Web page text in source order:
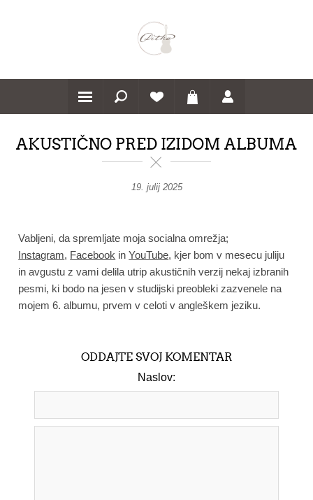
AKUSTIČNO PRED IZIDOM ALBUMA
19. julij 2025
Vabljeni, da spremljate moja socialna omrežja;
Instagram, Facebook inYouTube, kjer bom v mesecu juliju
in avgustu z vami delila utrip akustičnih verzij nekaj izbranih
pesmi, ki bodo na jesen v studijski preobleki zazvenele na
mojem 6. albumu, prvem v celoti v angleškem jeziku.
ODDAJTE SVOJ KOMENTAR
Naslov: